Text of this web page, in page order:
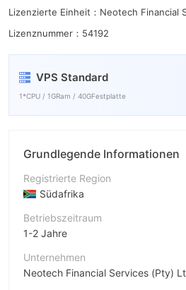
Lizenzierte Einheit：Neotech Financial
Lizenznummer：54192
VPS Standard
1*CPU / 1GRam / 40GFestplatte
Grundlegende Informationen
Registrierte Region
Südafrika
Betriebszeitraum
1-2 Jahre
Unternehmen
Neotech Financial Services (Pty)